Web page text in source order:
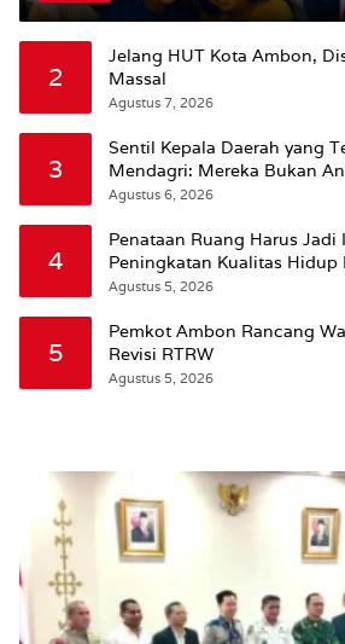
2
Jelang HUT Kota Ambon,
Massal
Agustus 7, 2026
3
Sentil Kepala Daerah yang
Mendagri: Mereka Bukan
Agustus 6, 2026
4
Penataan Ruang Harus Jadi
Peningkatan Kualitas Hidup
Wattimena: Revisi RT-RW
Agustus 5, 2026
5
Pemkot Ambon Rancang
Revisi RTRW
Agustus 5, 2026